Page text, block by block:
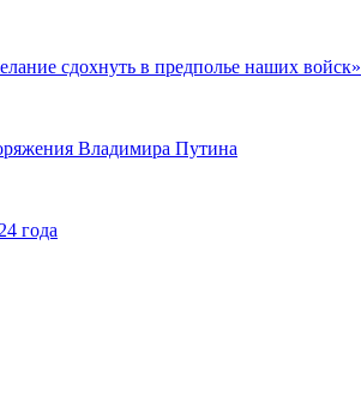
сдохнуть в предполье наших войск»
Владимира Путина
года